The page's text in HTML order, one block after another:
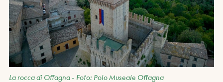
La rocca di Offagna - Foto: Polo Museale Offagna